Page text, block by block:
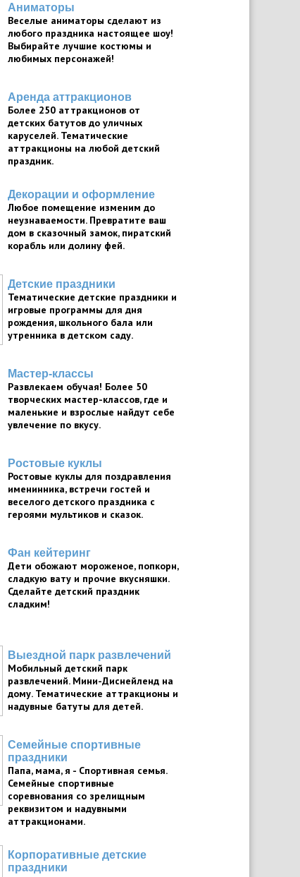
Аниматоры
Веселые аниматоры сделают из
любого праздника настоящее шоу!
Выбирайте лучшие костюмы и
любимых персонажей!
Аренда аттракционов
Более 250 аттракционов от
детских батутов до уличных
каруселей. Тематические
аттракционы на любой детский
праздник.
Декорации и оформление
Любое помещение изменим до
неузнаваемости. Превратите ваш
дом в сказочный замок, пиратский
корабль или долину фей.
Детские праздники
Тематические детские праздники и
игровые программы для дня
рождения, школьного бала или
утренника в детском саду.
Мастер-классы
Развлекаем обучая! Более 50
творческих мастер-классов, где и
маленькие и взрослые найдут себе
увлечение по вкусу.
Ростовые куклы
Ростовые куклы для поздравления
именинника, встречи гостей и
веселого детского праздника с
героями мультиков и сказок.
Фан кейтеринг
Дети обожают мороженое, попкорн,
сладкую вату и прочие вкусняшки.
Сделайте детский праздник
сладким!
Выездной парк развлечений
Мобильный детский парк
развлечений. Мини-Диснейленд на
дому. Тематические аттракционы и
надувные батуты для детей.
Семейные спортивные
праздники
Папа, мама, я - Спортивная семья.
Семейные спортивные
соревнования со зрелищным
реквизитом и надувными
аттракционами.
Корпоративные детские
праздники